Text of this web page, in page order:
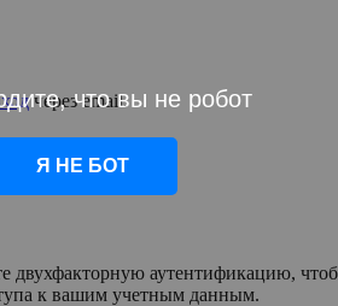
через email.
двухфакторную аутентификацию,
к вашим учетным данным.
что вы не робот
Я НЕ БОТ